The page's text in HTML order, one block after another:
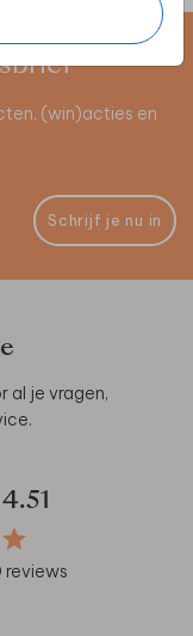
(win)acties en
Schrijf je nu in
al je vragen,
.
4.51
reviews